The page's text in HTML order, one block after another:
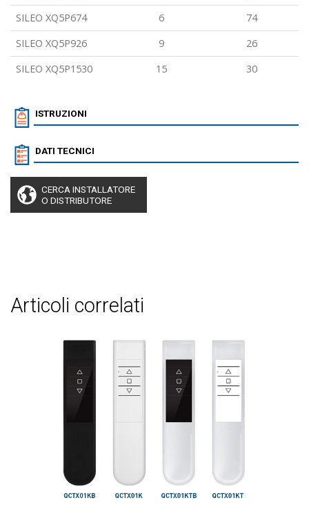
SILEO XQ5P674
6
74
SILEO XQ5P926
9
26
SILEO XQ5P1530
15 30
ISTRUZIONI
DATI TECNICI
CERCA INSTALLATORE
O DISTRIBUTORE
articoli correlati